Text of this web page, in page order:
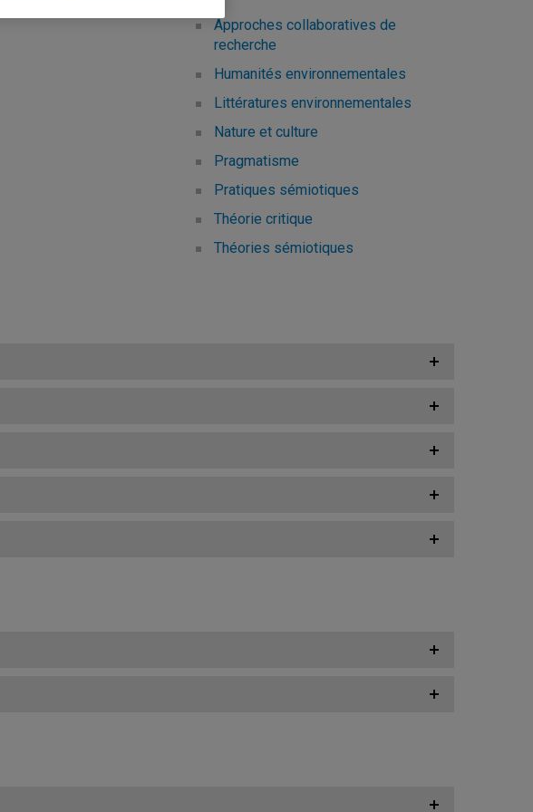
Approches collaboratives de
recherche
Humanités environnementales
Littératures environnementales
Nature et culture
Pragmatisme
Pratiques sémiotiques
Théorie critique
Théories sémiotiques